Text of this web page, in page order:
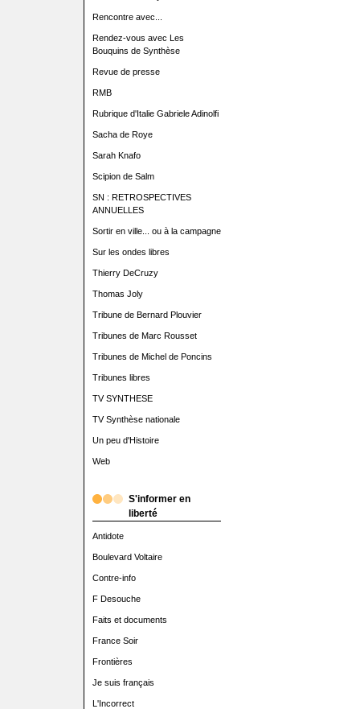
Rencontre avec...
Rendez-vous avec Les
Bouquins de Synthèse
Revue de presse
RMB
Rubrique d'Italie Gabriele Adinolfi
Sacha de Roye
Sarah Knafo
Scipion de Salm
SN : RETROSPECTIVES
ANNUELLES
Sortir en ville... ou à la campagne
Sur les ondes libres
Thierry DeCruzy
Thomas Joly
Tribune de Bernard Plouvier
Tribunes de Marc Rousset
Tribunes de Michel de Poncins
Tribunes libres
TV SYNTHESE
TV Synthèse nationale
Un peu d'Histoire
Web
S'informer en
liberté
Antidote
Boulevard Voltaire
Contre-info
F Desouche
Faits et documents
France Soir
Frontières
Je suis français
L'Incorrect